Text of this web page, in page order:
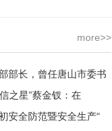
more>>
部长，曾任唐山市委书
之星”蔡金钗：在
安全防范暨安全生产“